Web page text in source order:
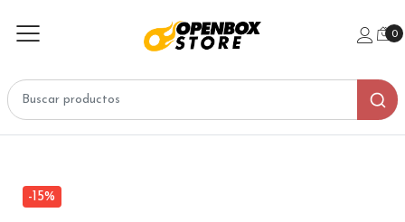
0
-15%